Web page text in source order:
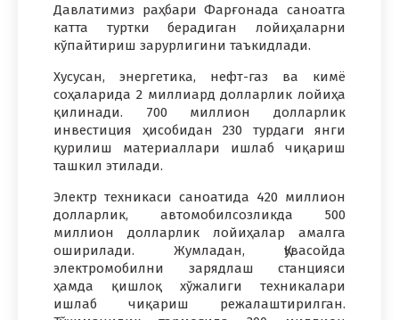
Давлатимиз раҳбари Фарғонада саноатга
катта туртки берадиган лойиҳаларни
кўпайтириш зарурлигини таъкидлади.
Хусусан, энергетика, нефт-газ ва кимё
соҳаларида 2 миллиард долларлик лойиҳа
қилинади. 700 миллион долларлик
инвестиция ҳисобидан 230 турдаги янги
қурилиш материаллари ишлаб чиқариш
ташкил этилади.
Электр техникаси саноатида 420 миллион
долларлик, автомобилсозликда 500
миллион долларлик лойиҳалар амалга
оширилади. Жумладан, Қувасойда
электромобилни зарядлаш станцияси
ҳамда қишлоқ хўжалиги техникалари
ишлаб чиқариш режалаштирилган.